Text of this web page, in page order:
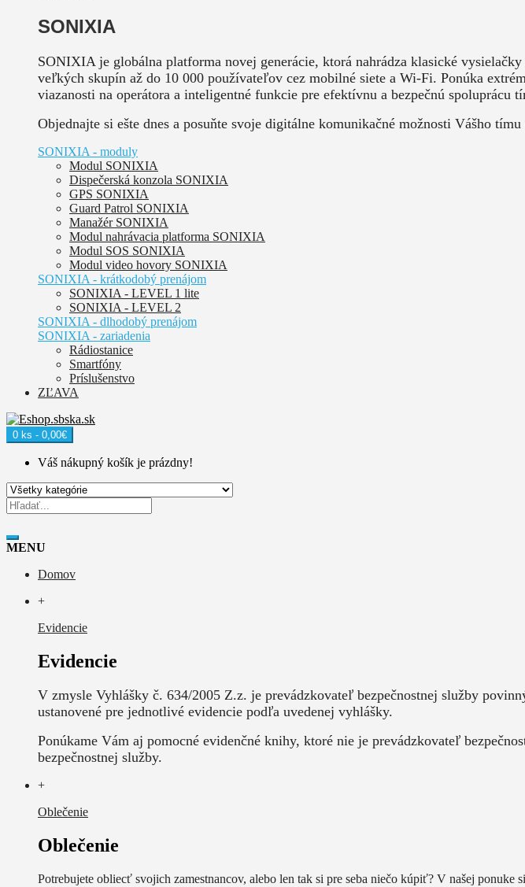
SONIXIA
SONIXIA je globálna platforma novej generácie, ktorá nahrádza klasické
veľkých skupín až do 10 000 používateľov cez mobilné siete a Wi-Fi. Ponúka
viazanosti na operátora a inteligentné funkcie pre efektívnu a bezpečnú spoluprácu
Objednajte si ešte dnes a posuňte svoje digitálne komunikačné možnosti Vášho
SONIXIA - moduly
Modul SONIXIA
Dispečerská konzola SONIXIA
GPS SONIXIA
Guard Patrol SONIXIA
Manažér SONIXIA
Modul nahrávacia platforma SONIXIA
Modul SOS SONIXIA
Modul video hovory SONIXIA
SONIXIA - krátkodobý prenájom
SONIXIA - LEVEL 1 lite
SONIXIA - LEVEL 2
SONIXIA - dlhodobý prenájom
SONIXIA - zariadenia
Rádiostanice
Smartfóny
Príslušenstvo
ZĽAVA
0 ks - 0,00€
Váš nákupný košík je prázdny!
MENU
Domov
+
Evidencie
Evidencie
V zmysle Vyhlášky č. 634/2005 Z.z. je prevádzkovateľ bezpečnostnej služby
ustanovené pre jednotlivé evidencie podľa uvedenej vyhlášky.
Ponúkame Vám aj pomocné evidenčné knihy, ktoré nie je prevádzkovateľ
bezpečnostnej služby.
+
Oblečenie
Oblečenie
Potrebujete obliecť svojich zamestnancov, alebo len tak si pre seba niečo kúpiť? V našej ponuke